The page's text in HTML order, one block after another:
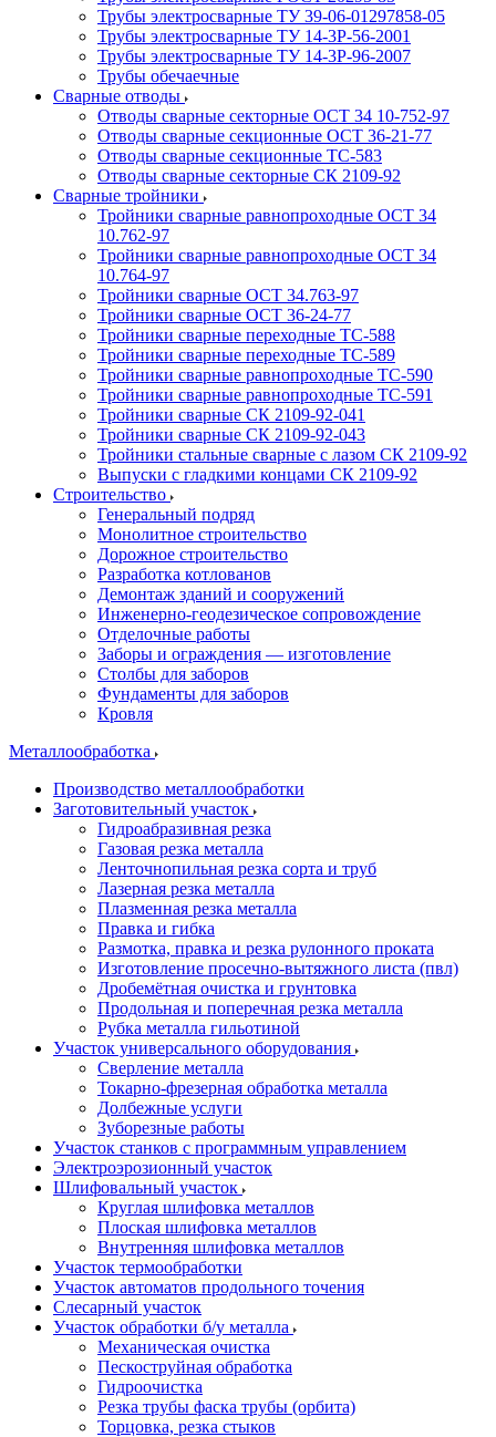
Трубы электросварные ТУ 39-06-01297858-05
Трубы электросварные ТУ 14-3Р-56-2001
Трубы электросварные ТУ 14-3Р-96-2007
Трубы обечаечные
Сварные отводы
Отводы сварные секторные ОСТ 34 10-752-97
Отводы сварные секционные ОСТ 36-21-77
Отводы сварные секционные ТС-583
Отводы сварные секторные СК 2109-92
Сварные тройники
Тройники сварные равнопроходные ОСТ 34
10.762-97
Тройники сварные равнопроходные ОСТ 34
10.764-97
Тройники сварные ОСТ 34.763-97
Тройники сварные ОСТ 36-24-77
Тройники сварные переходные ТС-588
Тройники сварные переходные ТС-589
Тройники сварные равнопроходные ТС-590
Тройники сварные равнопроходные ТС-591
Тройники сварные СК 2109-92-041
Тройники сварные СК 2109-92-043
Тройники стальные сварные с лазом СК 2109-92
Выпуски с гладкими концами СК 2109-92
Строительство
Генеральный подряд
Монолитное строительство
Дорожное строительство
Разработка котлованов
Демонтаж зданий и сооружений
Инженерно-геодезическое сопровождение
Отделочные работы
Заборы и ограждения — изготовление
Столбы для заборов
Фундаменты для заборов
Кровля
Металлообработка
Производство металлообработки
Заготовительный участок
Гидроабразивная резка
Газовая резка металла
Ленточнопильная резка сорта и труб
Лазерная резка металла
Плазменная резка металла
Правка и гибка
Размотка, правка и резка рулонного проката
Изготовление просечно-вытяжного листа (пвл)
Дробемётная очистка и грунтовка
Продольная и поперечная резка металла
Рубка металла гильотиной
Участок универсального оборудования
Сверление металла
Токарно-фрезерная обработка металла
Долбежные услуги
Зуборезные работы
Участок станков с программным управлением
Электроэрозионный участок
Шлифовальный участок
Круглая шлифовка металлов
Плоская шлифовка металлов
Внутренняя шлифовка металлов
Участок термообработки
Участок автоматов продольного точения
Слесарный участок
Участок обработки б/у металла
Механическая очистка
Пескоструйная обработка
Гидроочистка
Резка трубы фаска трубы (орбита)
Торцовка, резка стыков